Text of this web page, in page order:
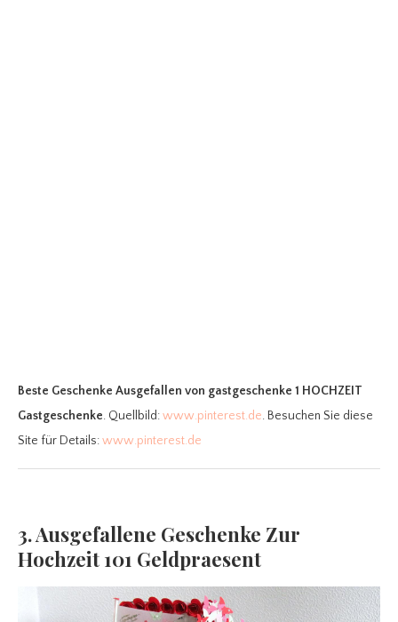
Beste Geschenke Ausgefallen von gastgeschenke 1 HOCHZEIT
Gastgeschenke. Quellbild:www.pinterest.de. Besuchen Sie diese
Site für Details:www.pinterest.de
3. Ausgefallene Geschenke Zur
Hochzeit 101 Geldpraesent